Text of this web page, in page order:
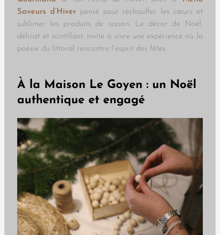
Saveurs d’Hiver pensé pour réchauffer les cœurs et
sublimer les produits de saison. Le décor de Noël,
délicat et scintillant, invite à vivre une expérience où la
poésie du littoral rencontre l’esprit des fêtes.
À la Maison Le Goyen : un Noël
authentique et engagé